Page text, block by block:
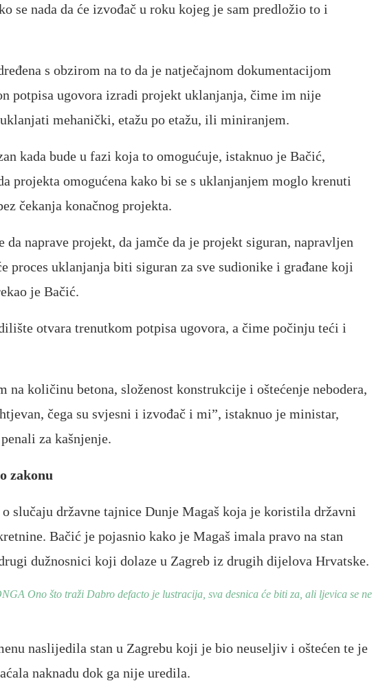
se nada da će izvođač u roku kojeg je sam predložio to i
s obzirom na to da je natječajnom dokumentacijom
potpisa ugovora izradi projekt uklanjanja, čime im nije
mehanički, etažu po etažu, ili miniranjem.
kada bude u fazi koja to omogućuje, istaknuo je Bačić,
projekta omogućena kako bi se s uklanjanjem moglo krenuti
čekanja konačnog projekta.
da naprave projekt, da jamče da je projekt siguran, napravljen
proces uklanjanja biti siguran za sve sudionike i građane koji
je Bačić.
otvara trenutkom potpisa ugovora, a čime počinju teći i
na količinu betona, složenost konstrukcije i oštećenje nebodera,
čega su svjesni i izvođač i mi”, istaknuo je ministar,
za kašnjenje.
zakonu
slučaju državne tajnice Dunje Magaš koja je koristila državni
Bačić je pojasnio kako je Magaš imala pravo na stan
dužnosnici koji dolaze u Zagreb iz drugih dijelova Hrvatske.
Ono što traži Dabro defacto je lustracija, sva desnica će biti za, ali ljevica se ne
naslijedila stan u Zagrebu koji je bio neuseljiv i oštećen te je
naknadu dok ga nije uredila.